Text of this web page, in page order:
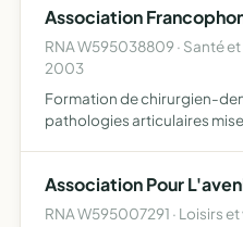
Association
RNA W595038809 · Santé
2003
Formation de chirurgien-
pathologies articulaires
Association Pour
RNA W595007291 · Loisirs